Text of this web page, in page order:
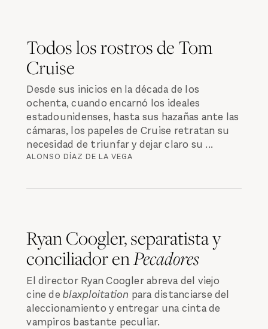
Todos los rostros de Tom
Cruise
Desde sus inicios en la década de los
ochenta, cuando encarnó los ideales
estadounidenses, hasta sus hazañas ante las
cámaras, los papeles de Cruise retratan su
necesidad de triunfar y dejar claro su ...
ALONSO DÍAZ DE LA VEGA
Ryan Coogler, separatista y
conciliador enPecadores
El director Ryan Coogler abreva del viejo
cine deblaxploitation para distanciarse del
aleccionamiento y entregar una cinta de
vampiros bastante peculiar.